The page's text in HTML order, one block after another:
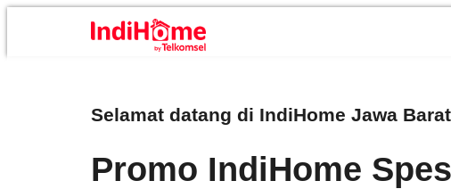
Selamat datang di IndiHome Jawa Barat
Promo IndiHome